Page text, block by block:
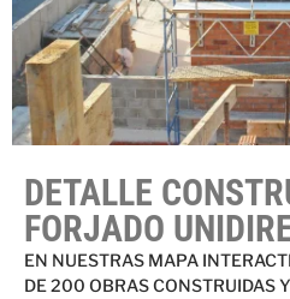
DETALLE
FORJADO
EN NUESTRAS MAPA
DE 200 OBRAS CONSTRUIDAS